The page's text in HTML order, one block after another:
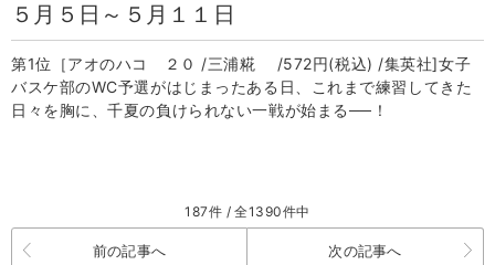
５月５日～５月１１日
第1位［アオのハコ ２０ /三浦糀 /572円(税込) /集英社]女子
バスケ部のWC予選がはじまったある日、これまで練習してきた
日々を胸に、千夏の負けられない一戦が始まる──！
187件 / 全1390件中
前の記事へ 次の記事へ